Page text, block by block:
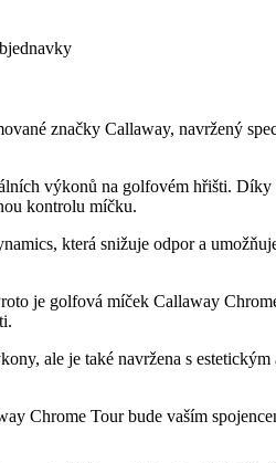
značky Callaway, navržený
výkonů na golfovém hřišti.
kontrolu míčku.
která snižuje odpor a
je golfová míček Callaway
ale je také navržena s
Chrome Tour bude vaším